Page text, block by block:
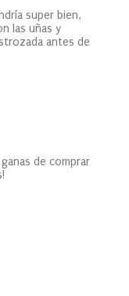
super bien,
las uñas y
antes de
de comprar